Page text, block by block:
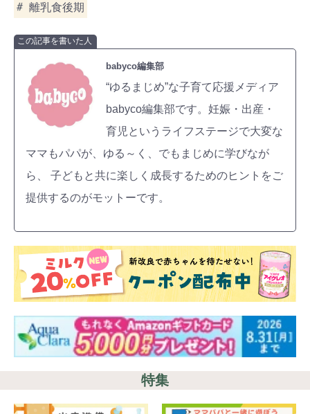
離乳食後期
この記事を書いた人
babyco編集部
“ゆるまじめ”な子育て応援メディア
babyco編集部です。妊娠・出産・
育児というライフステージで大変な
ママもパパが、ゆる～く、でもまじめに学びなが
ら、 子どもと共に楽しく成長するためのヒントをご
提供するのがモットーです。
特集